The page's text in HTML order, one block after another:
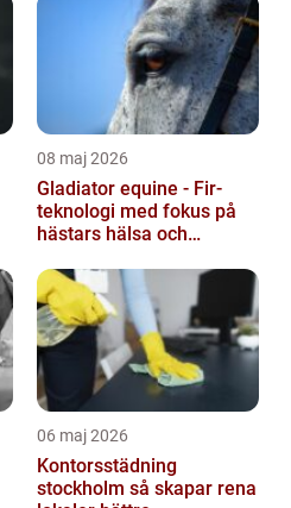
08 maj 2026
Gladiator equine - Fir-
teknologi med fokus på
hästars hälsa och
06 maj 2026
Kontorsstädning
stockholm så skapar rena